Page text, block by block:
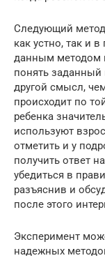
Следующий
как устно, так и
данным методом
понять
другой смысл,
происходит по
ребенка
используют
отметить и у
получить ответ
убедиться в
разъяснив и
после этого
Эксперимент
надежных